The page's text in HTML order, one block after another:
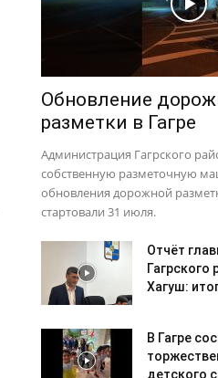
Обновление
разметки в Гагре
Администрация Гагрского
собственную разметочную
обновления дорожной
стартовали 31 июля.
Отчёт
Гагрского
Хагуш:
В Гагре
детского